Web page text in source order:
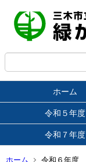
ホーム
令和５年度
令和７年度
ホーム 令和６年度